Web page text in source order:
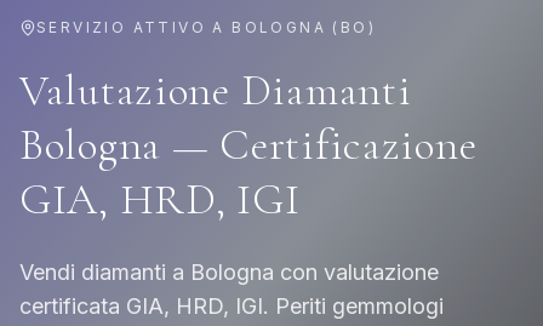
SERVIZIO ATTIVO A BOLOGNA ( BO )
Valutazione Diamanti
Bologna — Certificazione
GIA, HRD, IGI
Vendi diamanti a Bologna con valutazione
certificata GIA, HRD, IGI. Periti gemmologi